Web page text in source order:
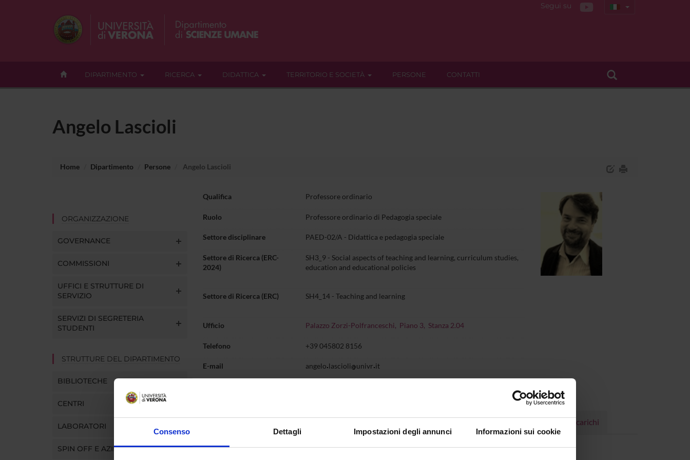
Consenso Dettagli Impostazioni degli annunci Informazioni sui cookie
Segui su
DIPARTIMENTO RICERCA DIDATTICA TERRITORIO E SOCIETÀ PERSONE CONTATTI
Angelo Lascioli
Home Dipartimento Persone Angelo Lascioli
ORGANIZZAZIONE
GOVERNANCE
COMMISSIONI
UFFICI E STRUTTURE DI
SERVIZIO
SERVIZI DI SEGRETERIA
STUDENTI
STRUTTURE DEL DIPARTIMENTO
BIBLIOTECHE
CENTRI
LABORATORI
SPIN OFF E AZIENDE
Qualifica Professore ordinario
Ruolo Professore ordinario di Pedagogia speciale
Settore disciplinare PAED-02/A - Didattica e pedagogia speciale
Settore di Ricerca (ERC-
2024)
SH3_9 - Social aspects of teaching and learning, curriculum studies,
education and educational policies
Settore di Ricerca (ERC) SH4_14 - Teaching and learning
Ufficio Palazzo Zorzi-Polfranceschi, Piano 3, Stanza 2.04
Telefono +39 045802 8156
E-mail angelo lascioli univr it
Incarichi